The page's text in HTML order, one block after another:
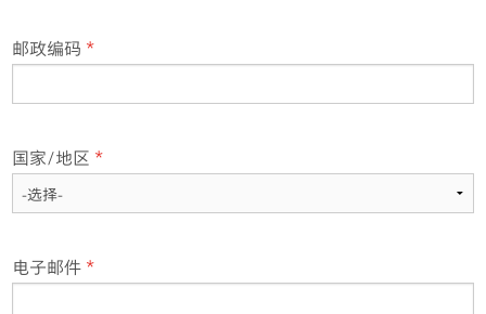
邮政编码 *
国家/地区 *
电子邮件 *